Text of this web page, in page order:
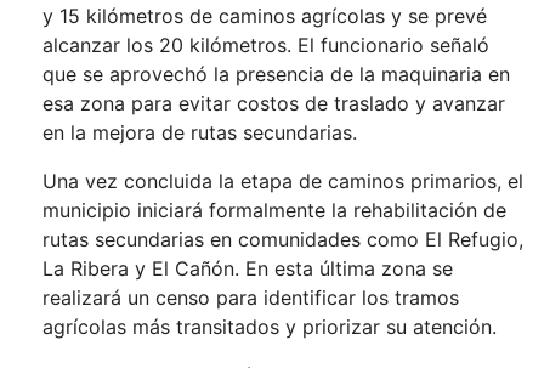
y 15 kilómetros de caminos agrícolas y se prevé
alcanzar los 20 kilómetros. El funcionario señaló
que se aprovechó la presencia de la maquinaria en
esa zona para evitar costos de traslado y avanzar
en la mejora de rutas secundarias.
Una vez concluida la etapa de caminos primarios, el
municipio iniciará formalmente la rehabilitación de
rutas secundarias en comunidades como El Refugio,
La Ribera y El Cañón. En esta última zona se
realizará un censo para identificar los tramos
agrícolas más transitados y priorizar su atención.